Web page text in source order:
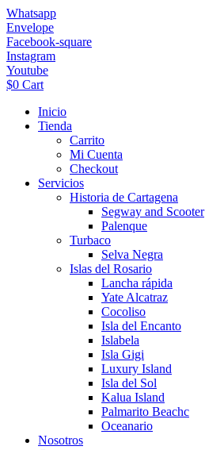
Ir
al
contenido
Whatsapp
Envelope
Facebook-square
Instagram
Youtube
$0 Cart
Inicio
Tienda
Carrito
Mi Cuenta
Checkout
Servicios
Historia de Cartagena
Segway and Scooter
Palenque
Turbaco
Selva Negra
Islas del Rosario
Lancha rápida
Yate Alcatraz
Cocoliso
Isla del Encanto
Islabela
Isla Gigi
Luxury Island
Isla del Sol
Kalua Island
Palmarito Beachc
Oceanario
Nosotros